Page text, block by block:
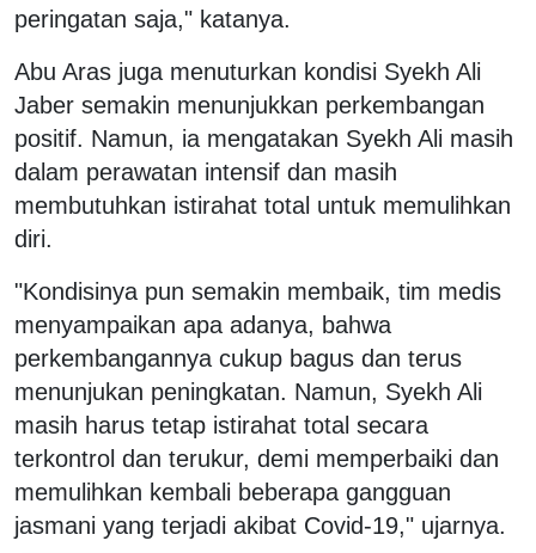
peringatan saja," katanya.
Abu Aras juga menuturkan kondisi Syekh Ali
Jaber semakin menunjukkan perkembangan
positif. Namun, ia mengatakan Syekh Ali masih
dalam perawatan intensif dan masih
membutuhkan istirahat total untuk memulihkan
diri.
"Kondisinya pun semakin membaik, tim medis
menyampaikan apa adanya, bahwa
perkembangannya cukup bagus dan terus
menunjukan peningkatan. Namun, Syekh Ali
masih harus tetap istirahat total secara
terkontrol dan terukur, demi memperbaiki dan
memulihkan kembali beberapa gangguan
jasmani yang terjadi akibat Covid-19," ujarnya.